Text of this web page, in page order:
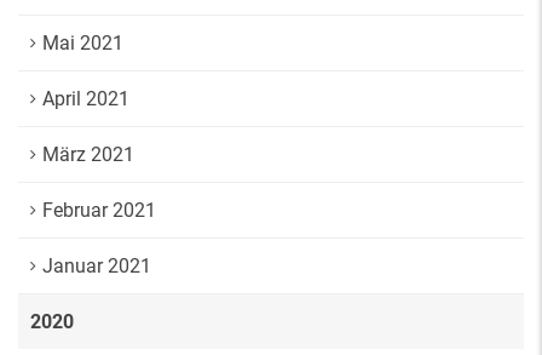
Mai 2021
April 2021
März 2021
Februar 2021
Januar 2021
2020